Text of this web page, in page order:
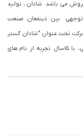
می باشد. شادان ، تولید
توجهی بین ذینفعان صنعت
تحت عنوان “شادان گستر
” (Shadan Gostar), عرضه کننده شیرآلات بهداشتی، با ۱۵سال تجربه از نام های